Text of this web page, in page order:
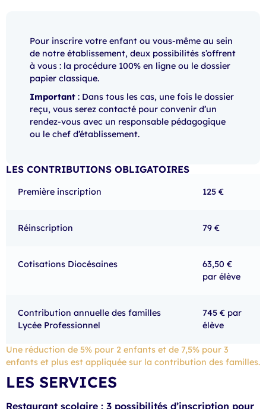
Pour inscrire votre enfant ou vous-même au sein
de notre établissement, deux possibilités s’offrent
à vous : la procédure 100% en ligne ou le dossier
papier classique.
Important : Dans tous les cas, une fois le dossier
reçu, vous serez contacté pour convenir d’un
rendez-vous avec un responsable pédagogique
ou le chef d’établissement.
LES CONTRIBUTIONS OBLIGATOIRES
Première inscription 125 €
Réinscription 79 €
Cotisations Diocésaines
63,50 €
par élève
Contribution annuelle des familles
Lycée Professionnel
745 € par
élève
Une réduction de 5% pour 2 enfants et de 7,5% pour 3
enfants et plus est appliquée sur la contribution des familles.
LES SERVICES
Restaurant scolaire : 3 possibilités d’inscription pour